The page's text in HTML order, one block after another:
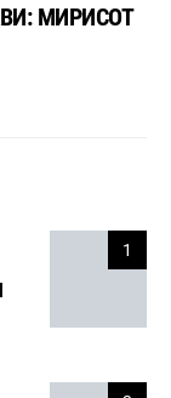
МИРИСОТ
1